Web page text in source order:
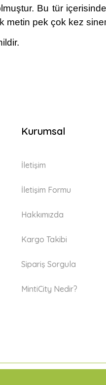
Bu tür
pek çok kez
Kurumsal
İletişim
İletişim Formu
Hakkımızda
Kargo Takibi
Sipariş Sorgula
MintiCity Nedir?